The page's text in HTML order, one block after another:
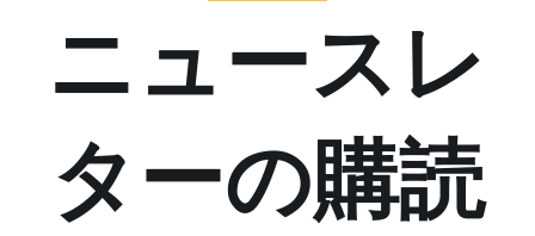
ニュースレ
ターの購読